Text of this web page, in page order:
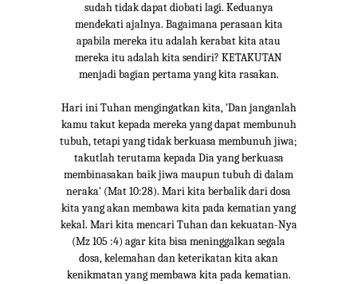
sudah tidak dapat diobati lagi. Keduanya
mendekati ajalnya. Bagaimana perasaan kita
apabila mereka itu adalah kerabat kita atau
mereka itu adalah kita sendiri? KETAKUTAN
menjadi bagian pertama yang kita rasakan.
Hari ini Tuhan mengingatkan kita, 'Dan janganlah
kamu takut kepada mereka yang dapat membunuh
tubuh, tetapi yang tidak berkuasa membunuh jiwa;
takutlah terutama kepada Dia yang berkuasa
membinasakan baik jiwa maupun tubuh di dalam
neraka' (Mat 10:28). Mari kita berbalik dari dosa
kita yang akan membawa kita pada kematian yang
kekal. Mari kita mencari Tuhan dan kekuatan-Nya
(Mz 105 :4) agar kita bisa meninggalkan segala
dosa, kelemahan dan keterikatan kita akan
kenikmatan yang membawa kita pada kematian.